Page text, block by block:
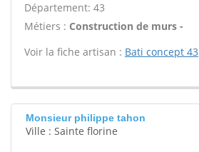
Département: 43
Métiers : Construction de murs -
Voir la fiche artisan : Bati concept 43
Monsieur philippe tahon
Ville : Sainte florine